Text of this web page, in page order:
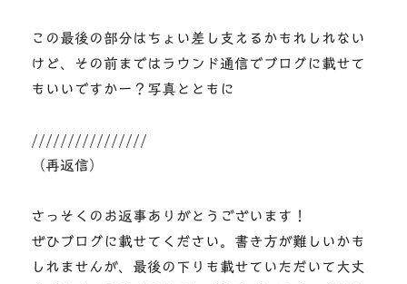
この最後の部分はちょい差し支えるかもれしれない
けど、その前まではラウンド通信でブログに載せて
もいいですかー？写真とともに
////////////////
（再返信）
さっそくのお返事ありがとうございます！
ぜひブログに載せてください。書き方が難しいかも
しれませんが、最後の下りも載せていただいて大丈